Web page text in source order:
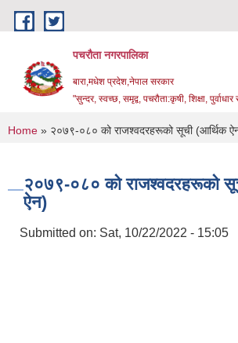
Skip to main content
पचरौता नगरपालिका
बारा,मधेश प्रदेश,नेपाल सरकार
"सुन्दर, स्वच्छ, समृद्व, पचरौता:कृषी, शिक्षा, पुर्वाधार
You are here
Home » २०७९-०८० को राजश्वदरहरूको सूची (आर्थिक
२०७९-०८० को राजश्वदरहरूको
ऐन)
Submitted on: Sat, 10/22/2022 - 15:05